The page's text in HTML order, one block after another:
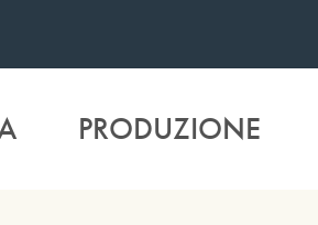
PRODUZIONE